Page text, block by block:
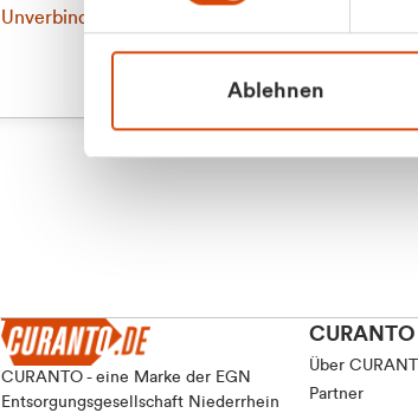
Ablehnen
Unverbindliche Anfrage stellen
CURANTO - eine Marke der EGN
Entsorgungsgesellschaft Niederrhein
CURANTO
Über
Partner